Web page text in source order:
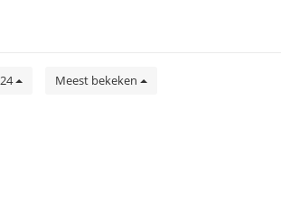
24 Meest bekeken